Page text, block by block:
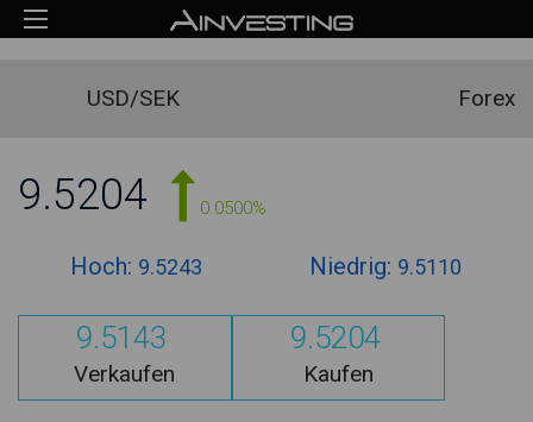
USD/SEK Forex
9.5204 0.0500%
Hoch: 9.5243 Niedrig: 9.5110
9.5143
Verkaufen
9.5204
Kaufen